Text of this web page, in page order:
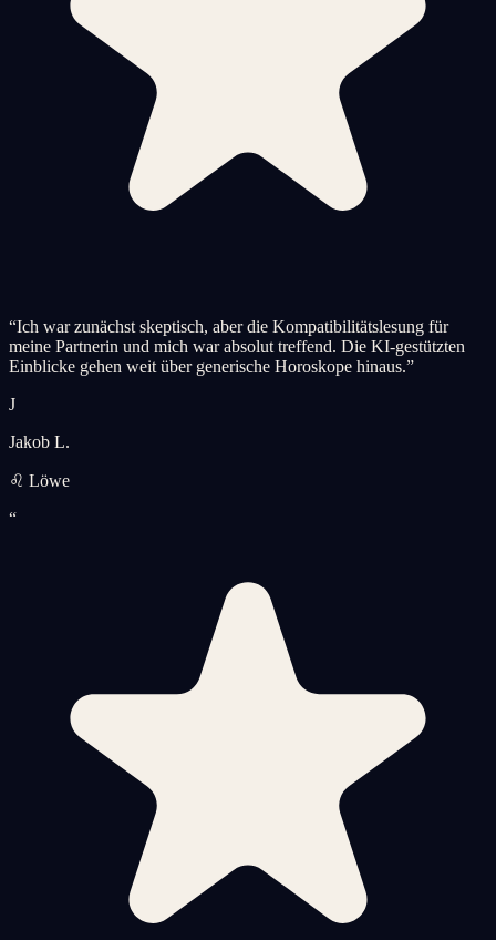
“Ich war zunächst skeptisch, aber die Kompatibilitätslesung für
meine Partnerin und mich war absolut treffend. Die KI-gestützten
Einblicke gehen weit über generische Horoskope hinaus.”
J
Jakob L.
♌ Löwe
“